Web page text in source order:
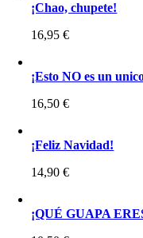
¡Chao, chupete!
16,95€
¡Esto NO es un
16,50€
¡Feliz Navidad!
14,90€
¡QUÉ GUAPA